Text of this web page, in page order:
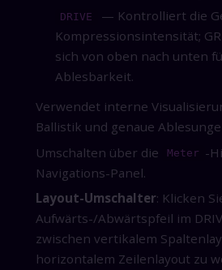
DRIVE
— Kontrolliert die
Kompressionsintensität;
sich von oben nach unten
Ablesbarkeit.
Verwendet interne
Ballistik und genaue
Umschalten über die
Meter -
Navigations-Panel.
Layout-Umschalter: Klicken
Aufwärts-/Abwärtspfeil im
zwischen vertikalem
horizontalem Zeilenlayout zu